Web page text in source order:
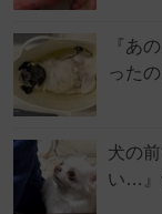
『あ
った
犬の
い…』